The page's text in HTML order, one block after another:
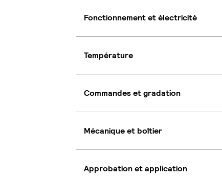
Fonctionnement et électricité
Température
Commandes et gradation
Mécanique et boîtier
Approbation et application